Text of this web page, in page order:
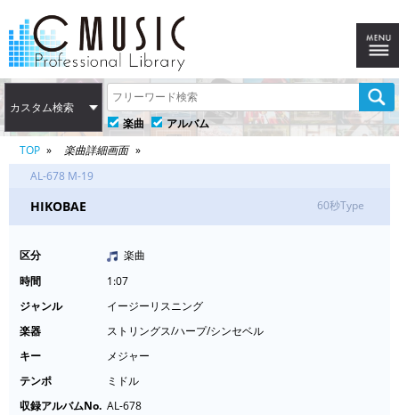
カスタム検索
楽曲
アルバム
TOP
楽曲詳細画面
AL-678 M-19
HIKOBAE 60秒Type
区分
楽曲
時間
1:07
ジャンル
イージーリスニング
楽器
ストリングス/ハープ/シンセベル
キー
メジャー
テンポ
ミドル
収録アルバムNo. AL-678